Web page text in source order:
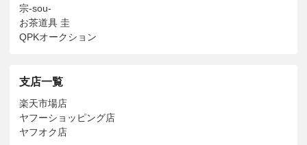
宗-sou-
お茶道具 圭
QPKオークション
支店一覧
楽天市場店
ヤフーショッピング店
ヤフオク店